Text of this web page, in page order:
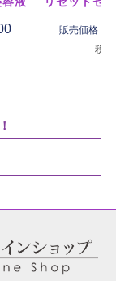
販売価格 ¥
税込